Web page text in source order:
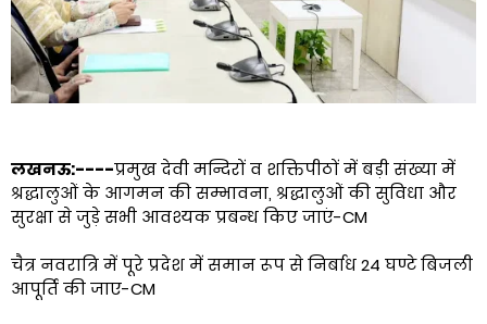
लखनऊ:----प्रमुख देवी मन्दिरों व शक्तिपीठों में बड़ी संख्या में
श्रद्धालुओं के आगमन की सम्भावना, श्रद्धालुओं की सुविधा और
सुरक्षा से जुड़े सभी आवश्यक प्रबन्ध किए जाएं-CM
चैत्र नवरात्रि में पूरे प्रदेश में समान रूप से निर्बाध 24 घण्टे बिजली
आपूर्ति की जाए-CM